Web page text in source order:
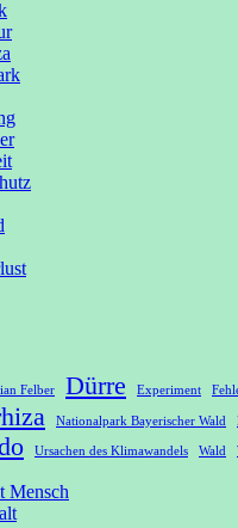
Felber Dürre Experiment
Nationalpark Bayerischer Wald
Ursachen des Klimawandels Wald
Mensch